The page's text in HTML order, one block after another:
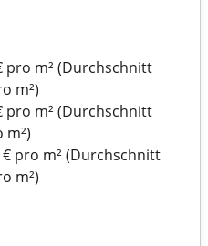
pro m² (Durchschnitt
m²)
pro m² (Durchschnitt
m²)
€ pro m² (Durchschnitt
m²)